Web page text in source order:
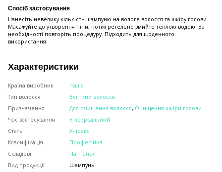
Спосіб застосування
Нанесіть невелику кількість шампуню на вологе волосся та шкіру голови.
Масажуйте до утворення піни, потім ретельно змийте теплою водою. За
необхідності повторіть процедуру. Підходить для щоденного
використання.
Характеристики
Країна виробник
Італія
Тип волосся
Всі типи волосся
Призначення
Для очищення волосся, Очищення шкіри голови
Час застосування
Універсальний
Стать
Унісекс
Класифікація
Професійна
Складові
Пантенол
Вид продукції
Шампунь